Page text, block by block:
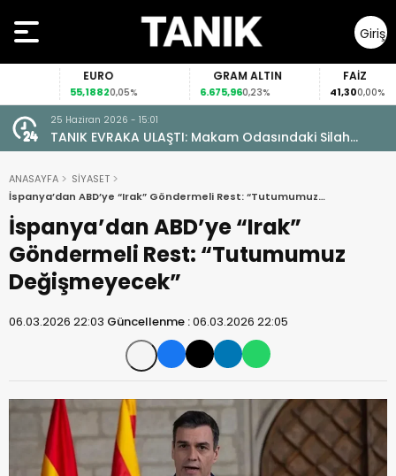
Giriş
Yap
EURO
55,18820,05%
GRAM ALTIN
6.675,960,23%
FAİZ
41,300,00%
25 Haziran 2026 - 15:01
TANIK EVRAKA ULAŞTI: Makam Odasındaki Silah
Ruhsatsız Çıktı!
ANASAYFA
SİYASET
İspanya’dan ABD’ye “Irak” Göndermeli Rest: “Tutumumuz
Değişmeyecek”
İspanya’dan ABD’ye “Irak”
Göndermeli Rest: “Tutumumuz
Değişmeyecek”
06.03.2026 22:03 Güncellenme :06.03.2026 22:05